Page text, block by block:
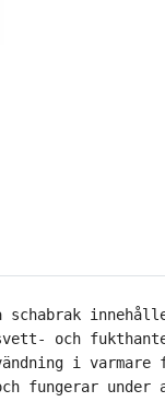
schabrak
och
i varmare
fungerar